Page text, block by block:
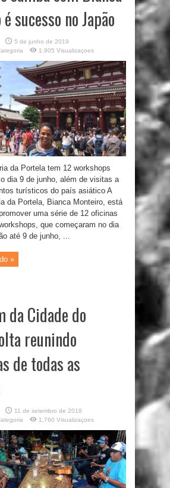
sucesso no Japão
5 de junho de 2019
1,905 Visualizaçoes
da Portela tem 12 workshops
dia 9 de junho, além de visitas a
turísticos do país asiático A
da Portela, Bianca Monteiro, está
uma série de 12 oficinas
que começaram no dia
até 9 de junho, ...
»
da Cidade do
reunindo
de todas as
11 de setembro de 2018
1,760 Visualizaçoes